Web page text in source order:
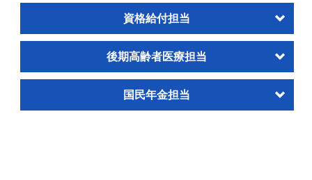
資格給付担当
後期高齢者医療担当
国民年金担当